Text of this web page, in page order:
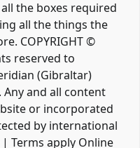
the boxes required
all the things the
COPYRIGHT ©
reserved to
(Gibraltar)
and all content
or incorporated
by international
Terms apply Online